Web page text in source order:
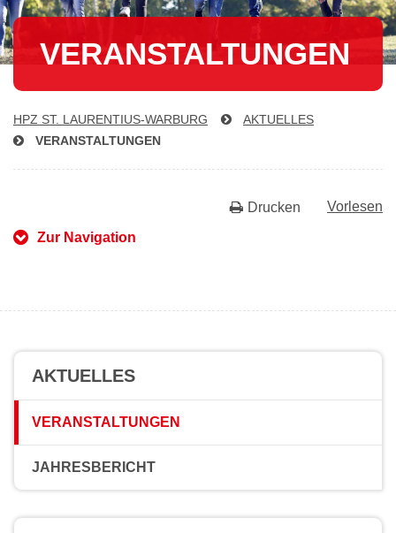
VER­AN­STAL­TUN­GEN
HPZ ST. LAU­REN­TI­US-WAR­BURG
AKTUELLES
VER­AN­STAL­TUN­GEN
Vorlesen
Drucken
Zur Navigation
AKTUELLES
VERANSTALTUNGEN
JAHRESBERICHT